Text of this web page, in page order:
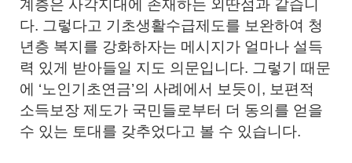
계층은 사각지대에 존재하는 외딴섬과 같습니
다. 그렇다고 기초생활수급제도를 보완하여 청
년층 복지를 강화하자는 메시지가 얼마나 설득
력 있게 받아들일 지도 의문입니다. 그렇기 때문
에 ‘노인기초연금’의 사례에서 보듯이, 보편적
소득보장 제도가 국민들로부터 더 동의를 얻을
수 있는 토대를 갖추었다고 볼 수 있습니다.